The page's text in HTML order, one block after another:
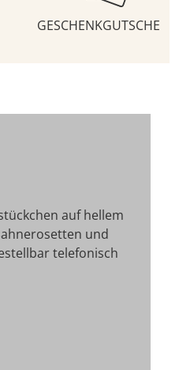
GESCHENKGUTSCHEINE
auf hellem
und
telefonisch